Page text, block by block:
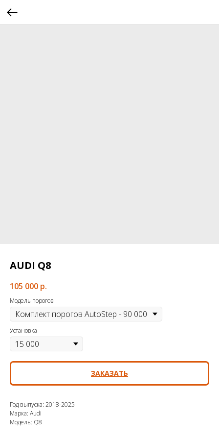
AUDI Q8
105 000 р.
Модель порогов
Установка
ЗАКАЗАТЬ
Год выпуска: 2018-2025
Марка: Audi
Модель: Q8